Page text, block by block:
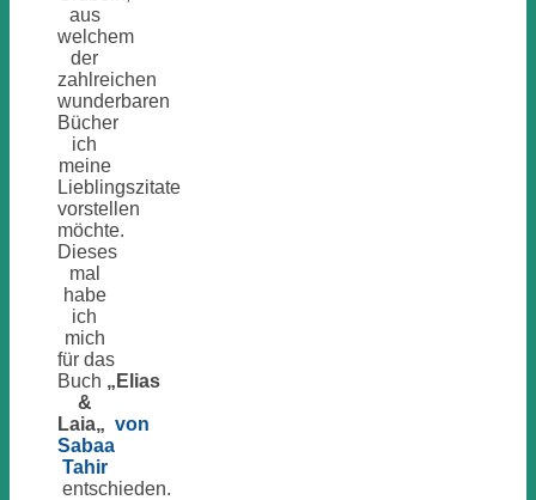
aus
welchem
der
zahlreichen
wunderbaren
Bücher
ich
meine
Lieblingszitate
vorstellen
möchte.
Dieses
mal
habe
ich
mich
für das
Buch „Elias
&
Laia„ von
Sabaa
Tahir
entschieden.